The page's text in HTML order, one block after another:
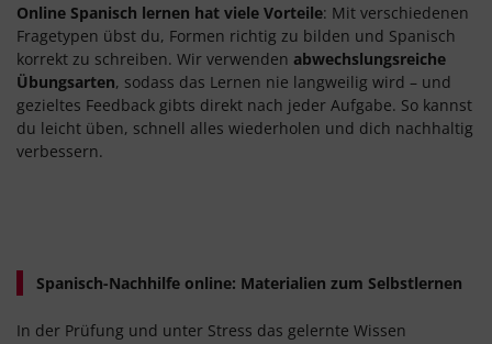
Online Spanisch lernen hat viele Vorteile: Mit verschiedenen
Fragetypen übst du, Formen richtig zu bilden und Spanisch
korrekt zu schreiben. Wir verwenden abwechslungsreiche
Übungsarten, sodass das Lernen nie langweilig wird – und
gezieltes Feedback gibts direkt nach jeder Aufgabe. So kannst
du leicht üben, schnell alles wiederholen und dich nachhaltig
verbessern.
Spanisch-Nachhilfe online: Materialien zum Selbstlernen
In der Prüfung und unter Stress das gelernte Wissen